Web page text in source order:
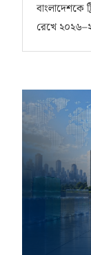
বাংলাদেশকে
রেখে